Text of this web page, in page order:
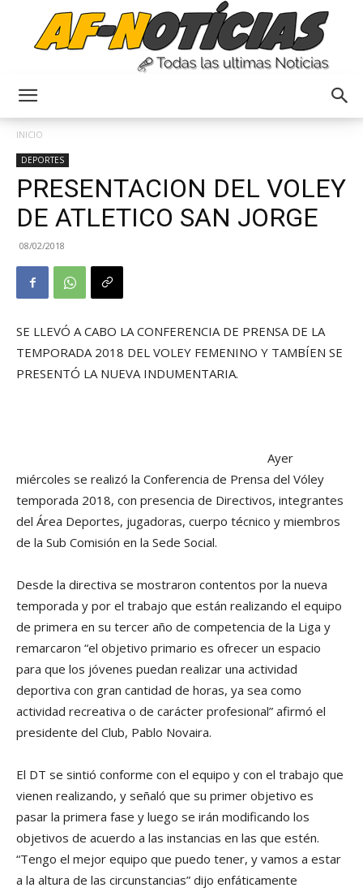
INICIO
DEPORTES
PRESENTACION DEL VOLEY
DE ATLETICO SAN JORGE
08/02/2018
SE LLEVÓ A CABO LA CONFERENCIA DE PRENSA DE LA
TEMPORADA 2018 DEL VOLEY FEMENINO Y TAMBÍEN SE
PRESENTÓ LA NUEVA INDUMENTARIA.
Ayer
miércoles se realizó la Conferencia de Prensa del Vóley
temporada 2018, con presencia de Directivos, integrantes
del Área Deportes, jugadoras, cuerpo técnico y miembros
de la Sub Comisión en la Sede Social.
Desde la directiva se mostraron contentos por la nueva
temporada y por el trabajo que están realizando el equipo
de primera en su tercer año de competencia de la Liga y
remarcaron “el objetivo primario es ofrecer un espacio
para que los jóvenes puedan realizar una actividad
deportiva con gran cantidad de horas, ya sea como
actividad recreativa o de carácter profesional” afirmó el
presidente del Club, Pablo Novaira.
El DT se sintió conforme con el equipo y con el trabajo que
vienen realizando, y señaló que su primer objetivo es
pasar la primera fase y luego se irán modificando los
objetivos de acuerdo a las instancias en las que estén.
“Tengo el mejor equipo que puedo tener, y vamos a estar
a la altura de las circunstancias” dijo enfáticamente